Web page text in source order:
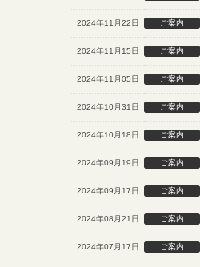
2024年11月22日 ご案内
2024年11月15日 ご案内
2024年11月05日 ご案内
2024年10月31日 ご案内
2024年10月18日 ご案内
2024年09月19日 ご案内
2024年09月17日 ご案内
2024年08月21日 ご案内
2024年07月17日 ご案内